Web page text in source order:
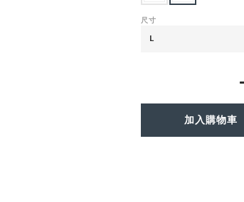
尺寸
加入購物車